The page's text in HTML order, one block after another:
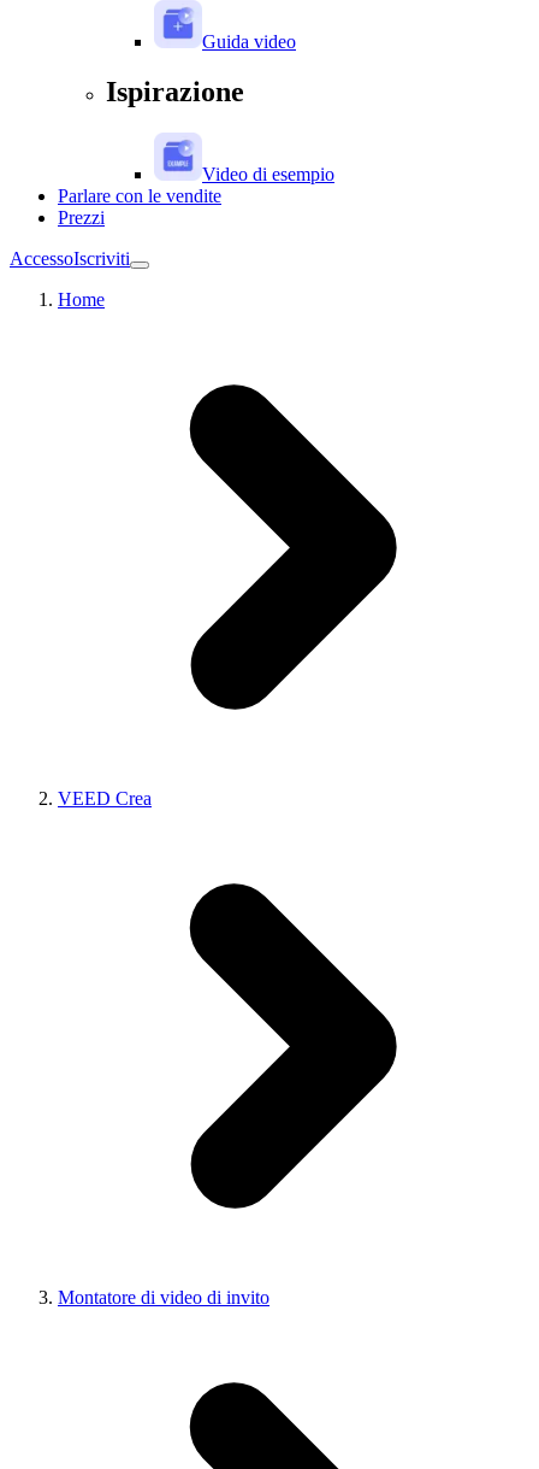
Guida video
Ispirazione
Video di esempio
Parlare con le vendite
Prezzi
AccessoIscriviti
Home
VEED Crea
Montatore di video di invito